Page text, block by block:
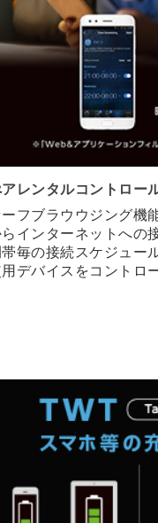
レンタルコントロール
フブラウウジング機
インターネットへの
毎の接続スケジュー
デバイスをコントロ